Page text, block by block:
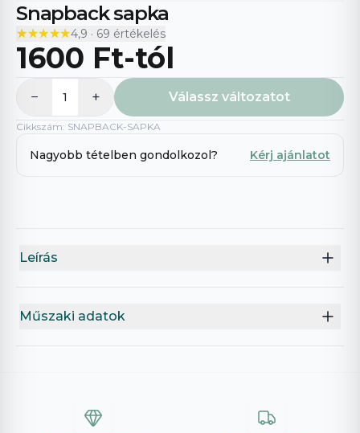
Adatvédelmi nyilatkozat
Snapback sapka
★★★★★
★★★★★4,9 · 69 értékelés
1600 Ft-tól
− 1 + Válassz változatot
Cikkszám: SNAPBACK-SAPKA
Nagyobb tételben gondolkozol? Kérj ajánlatot
Leírás
Műszaki adatok